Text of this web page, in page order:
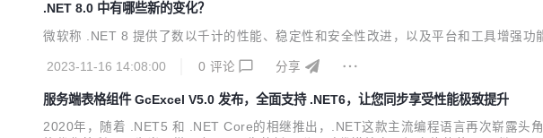
.NET 8.0 中有哪些新的变化？
微软称 .NET 8 提供了数以千计的性能、稳定性和安全性改进，以及平台和工具增强功
2023-11-16 14:08:00 0 评论 分享
服务端表格组件 GcExcel V5.0 发布，全面支持 .NET6，让您同步享受性能极致提升
2020年，随着 .NET5 和 .NET Core的相继推出，.NET这款主流编程语言再次崭露头